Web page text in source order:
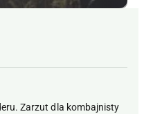
Zarzut dla kombajnisty